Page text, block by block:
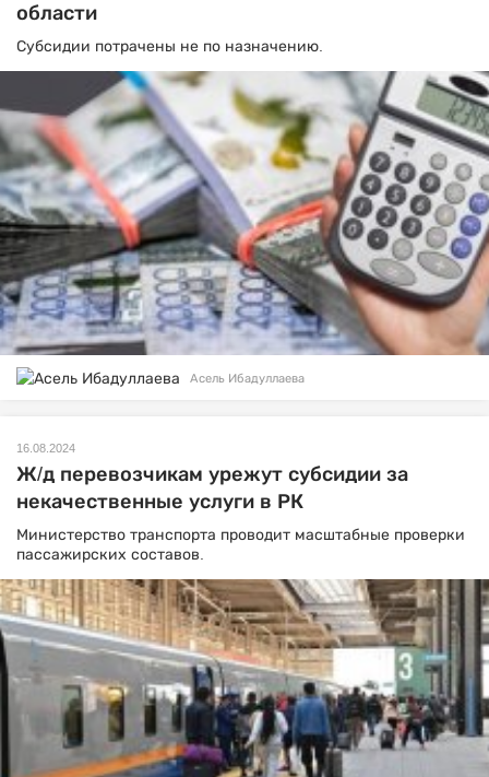
области
Субсидии потрачены не по назначению.
Асель Ибадуллаева
16.08.2024
Ж/д перевозчикам урежут субсидии за
некачественные услуги в РК
Министерство транспорта проводит масштабные проверки
пассажирских составов.